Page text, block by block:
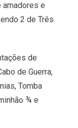
amadores e
2 de Três
de
de Guerra,
Tomba
¾ e